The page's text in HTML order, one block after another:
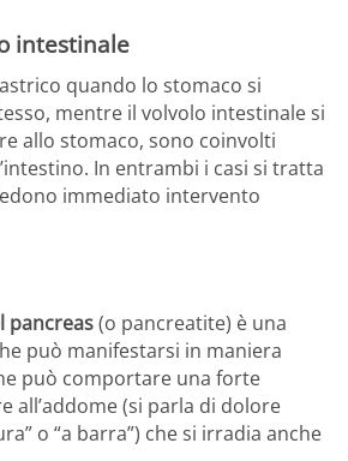
intestinale
quando lo stomaco si
mentre il volvolo intestinale si
allo stomaco, sono coinvolti
In entrambi i casi si tratta
immediato intervento
pancreas(o pancreatite) è una
può manifestarsi in maniera
può comportare una forte
all’addome (si parla di dolore
o “a barra”) che si irradia anche